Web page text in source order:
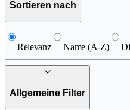
Sortieren nach
Relevanz Name (A-Z)
Allgemeine Filter